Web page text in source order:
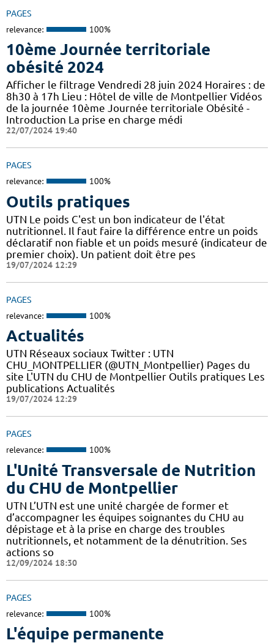
PAGES
relevance: 100%
10ème Journée territoriale
obésité 2024
Afficher le filtrage Vendredi 28 juin 2024 Horaires : de
8h30 à 17h Lieu : Hôtel de ville de Montpellier Vidéos
de la journée 10ème Journée territoriale Obésité -
Introduction La prise en charge médi
22/07/2024 19:40
PAGES
relevance: 100%
Outils pratiques
UTN Le poids C'est un bon indicateur de l'état
nutritionnel. Il faut faire la différence entre un poids
déclaratif non fiable et un poids mesuré (indicateur de
premier choix). Un patient doit être pes
19/07/2024 12:29
PAGES
relevance: 100%
Actualités
UTN Réseaux sociaux Twitter : UTN
CHU_MONTPELLIER (@UTN_Montpellier) Pages du
site L'UTN du CHU de Montpellier Outils pratiques Les
publications Actualités
19/07/2024 12:29
PAGES
relevance: 100%
L'Unité Transversale de Nutrition
du CHU de Montpellier
UTN L’UTN est une unité chargée de former et
d’accompagner les équipes soignantes du CHU au
dépistage et à la prise en charge des troubles
nutritionnels, et notamment de la dénutrition. Ses
actions so
12/09/2024 18:30
PAGES
relevance: 100%
L'équipe permanente